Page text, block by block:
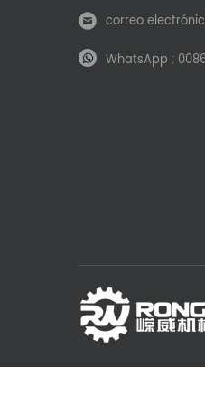
correo
WhatsApp :